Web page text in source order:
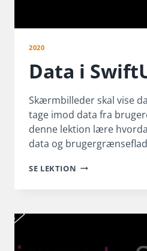
2020
Data i
Skærmbilleder skal vise
tage imod data fra
denne lektion lære
data og
SE LEKTION DATA